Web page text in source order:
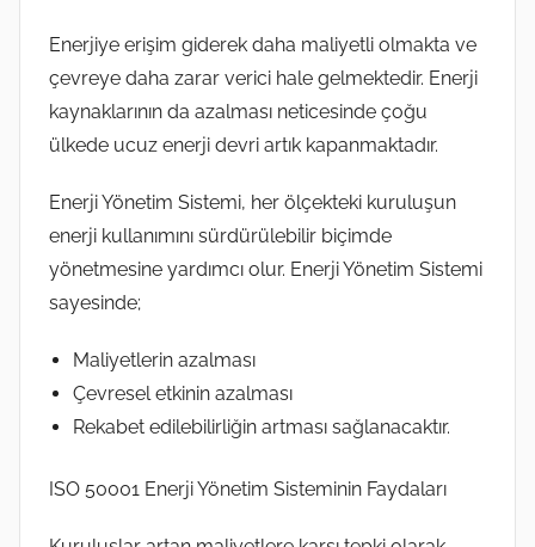
Enerjiye erişim giderek daha maliyetli olmakta ve
çevreye daha zarar verici hale gelmektedir. Enerji
kaynaklarının da azalması neticesinde çoğu
ülkede ucuz enerji devri artık kapanmaktadır.
Enerji Yönetim Sistemi, her ölçekteki kuruluşun
enerji kullanımını sürdürülebilir biçimde
yönetmesine yardımcı olur. Enerji Yönetim Sistemi
sayesinde;
Maliyetlerin azalması
Çevresel etkinin azalması
Rekabet edilebilirliğin artması sağlanacaktır.
ISO 50001 Enerji Yönetim Sisteminin Faydaları